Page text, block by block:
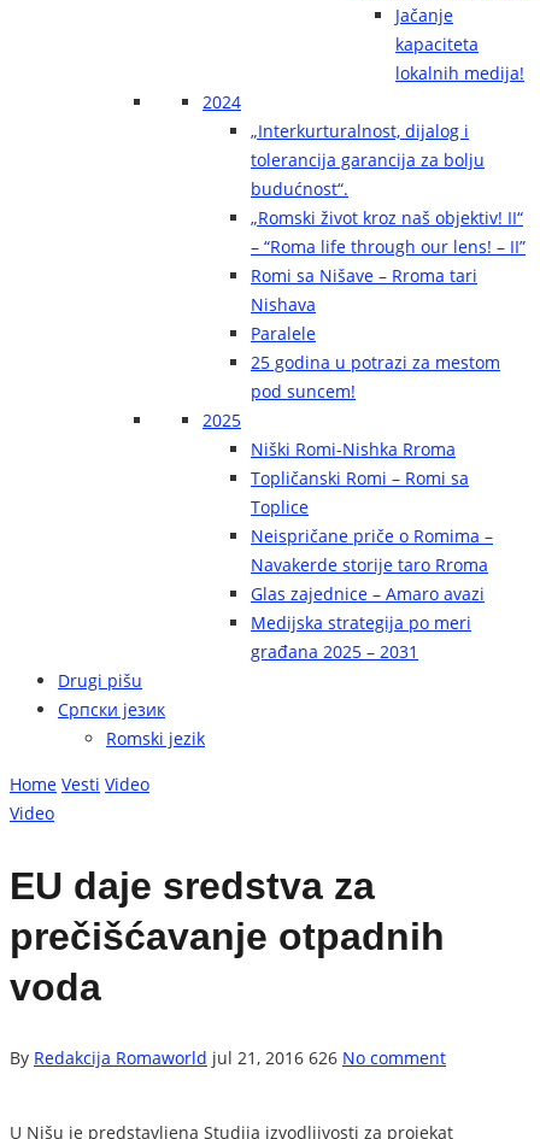
Jačanje
kapaciteta
lokalnih medija!
2024
„Interkurturalnost, dijalog i
tolerancija garancija za bolju
budućnost“.
„Romski život kroz naš objektiv! II“
– “Roma life through our lens! – II”
Romi sa Nišave – Rroma tari
Nishava
Paralele
25 godina u potrazi za mestom
pod suncem!
2025
Niški Romi-Nishka Rroma
Topličanski Romi – Romi sa
Toplice
Neispričane priče o Romima –
Navakerde storije taro Rroma
Glas zajednice – Amaro avazi
Medijska strategija po meri
građana 2025 – 2031
Drugi pišu
Српски језик
Romski jezik
Home Vesti Video
Video
EU daje sredstva za
prečišćavanje otpadnih
voda
By Redakcija Romaworld jul 21, 2016 626 No comment
U Nišu je predstavljena Studija izvodljivosti za projekat